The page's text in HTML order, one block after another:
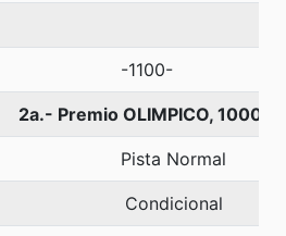
-1100-
2a.- Premio OLIMPICO, 1000
Pista Normal
Condicional